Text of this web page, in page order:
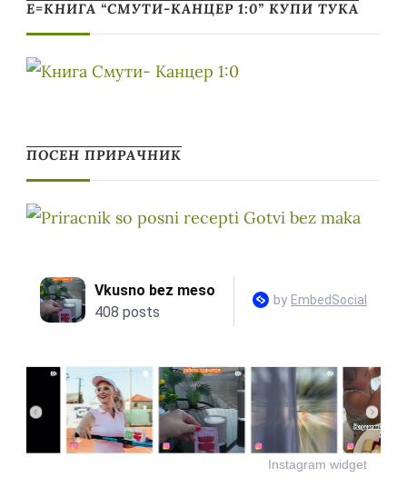
Е=КНИГА “СМУТИ-КАНЦЕР 1:0” КУПИ ТУКА
ПОСЕН ПРИРАЧНИК
Instagram widget